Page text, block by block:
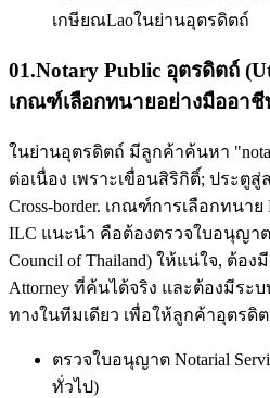
เกษียณLaoในย่านอุตรดิตถ์
01.Notary Public อุตรดิตถ์
เกณฑ์เลือกทนายอย่างมืออาชี
ในย่านอุตรดิตถ์ มีลูกค้าค้นหา
ต่อเนื่อง เพราะเขื่อนสิริกิติ์; ประตูสู่
Cross-border. เกณฑ์การเลือกทนาย
ILC แนะนำ คือต้องตรวจใบอนุญา
Council of Thailand) ให้แน่ใจ, ต้อง
Attorney ที่ค้นได้จริง และต้องมีระ
ทางในทีมเดียว เพื่อให้ลูกค้าอุตรดิต
ตรวจใบอนุญาต Notarial
ทั่วไป)